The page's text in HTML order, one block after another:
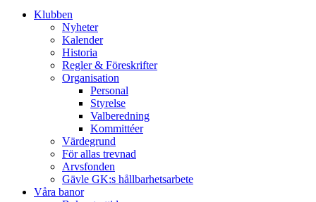
Klubben
Nyheter
Kalender
Historia
Regler & Föreskrifter
Organisation
Personal
Styrelse
Valberedning
Kommittéer
Värdegrund
För allas trevnad
Arvsfonden
Gävle GK:s hållbarhetsarbete
Våra banor